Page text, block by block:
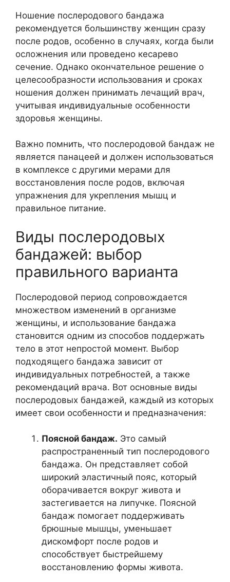
Ношение послеродового бандажа
рекомендуется большинству женщин сразу
после родов, особенно в случаях, когда были
осложнения или проведено кесарево
сечение. Однако окончательное решение о
целесообразности использования и сроках
ношения должен принимать лечащий врач,
учитывая индивидуальные особенности
здоровья женщины.
Важно помнить, что послеродовой бандаж не
является панацеей и должен использоваться
в комплексе с другими мерами для
восстановления после родов, включая
упражнения для укрепления мышц и
правильное питание.
Виды послеродовых
бандажей: выбор
правильного варианта
Послеродовой период сопровождается
множеством изменений в организме
женщины, и использование бандажа
становится одним из способов поддержать
тело в этот непростой момент. Выбор
подходящего бандажа зависит от
индивидуальных потребностей, а также
рекомендаций врача. Вот основные виды
послеродовых бандажей, каждый из которых
имеет свои особенности и предназначения:
Поясной бандаж. Это самый
распространенный тип послеродового
бандажа. Он представляет собой
широкий эластичный пояс, который
оборачивается вокруг живота и
застегивается на липучке. Поясной
бандаж помогает поддерживать
брюшные мышцы, уменьшает
дискомфорт после родов и
способствует быстрейшему
восстановлению формы живота.